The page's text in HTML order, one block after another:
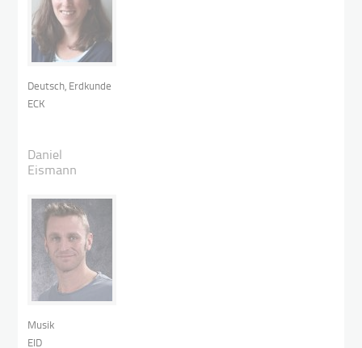
Deutsch, Erdkunde
ECK
Daniel
Eismann
Musik
EID